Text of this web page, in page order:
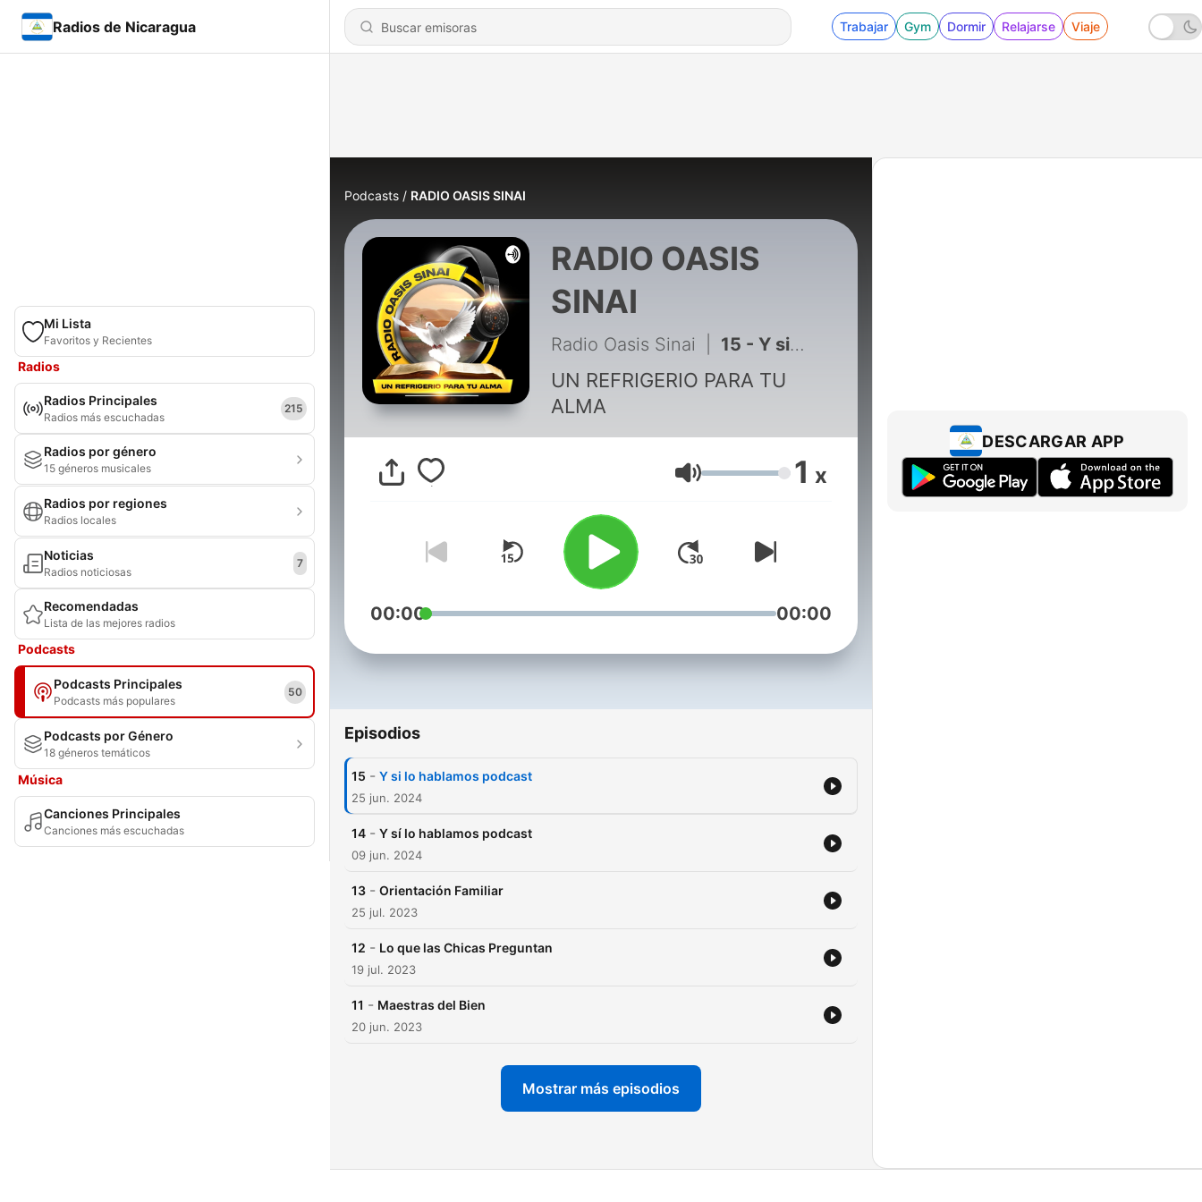
Radios de Nicaragua Trabajar Gym Dormir Relajarse Viaje
Mi Lista
Favoritos y Recientes
Radios
Radios Principales
Radios más escuchadas
215
Radios por género
15 géneros musicales
Radios por regiones
Radios locales
Noticias
Radios noticiosas
7
Recomendadas
Lista de las mejores radios
Podcasts
Podcasts Principales
Podcasts más populares
50
Podcasts por Género
18 géneros temáticos
Música
Canciones Principales
Canciones más escuchadas
Podcasts RADIO OASIS SINAI
RADIO OASIS
SINAI
Radio Oasis Sinai 15 - Y si lo hablamos podcast
UN REFRIGERIO PARA TU
ALMA
Volumen 1 x
00:00 00:00
Episodios
15 - Y si lo hablamos podcast
25 jun. 2024
14 - Y sí lo hablamos podcast
09 jun. 2024
13 - Orientación Familiar
25 jul. 2023
12 - Lo que las Chicas Preguntan
19 jul. 2023
11 - Maestras del Bien
20 jun. 2023
Mostrar más episodios
DESCARGAR APP